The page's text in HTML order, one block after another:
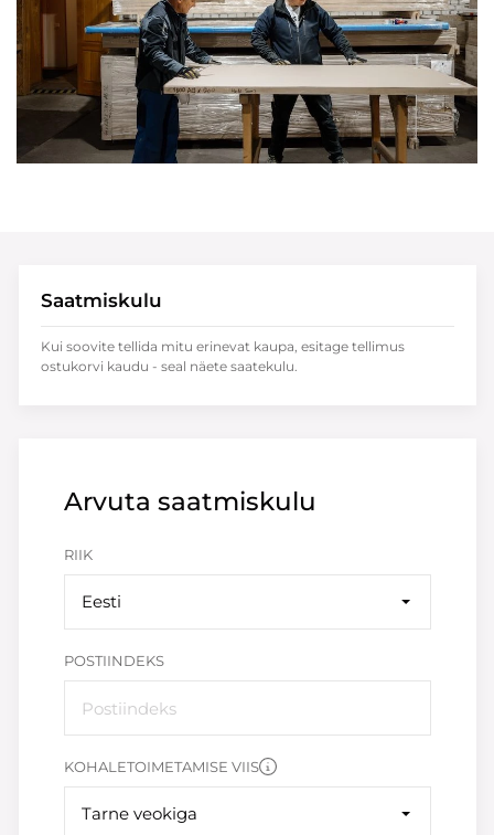
Arvuta saatmiskulu
RIIK
Eesti
POSTIINDEKS
KOHALETOIMETAMISE VIIS
Tarne veokiga
Saatmiskulu
Kui soovite tellida mitu erinevat kaupa, esitage tellimus
ostukorvi kaudu - seal näete saatekulu.